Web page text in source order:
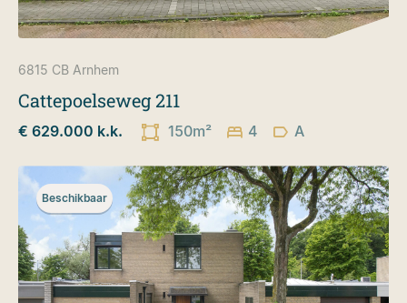
6815 CBArnhem
Cattepoelseweg 211
€ 629.000 k.k. 150m² 4 A
Beschikbaar